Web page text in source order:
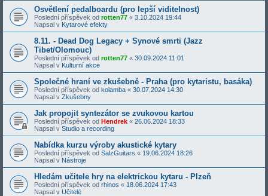
Osvětlení pedalboardu (pro lepší viditelnost)
Poslední příspěvek od rotten77 « 3.10.2024 19:44
Napsal v Kytarové efekty
8.11. - Dead Dog Legacy + Synové smrti (Jazz
Tibet/Olomouc)
Poslední příspěvek od rotten77 « 30.09.2024 11:01
Napsal v Kulturní akce
Společné hraní ve zkušebně - Praha (pro kytaristu, basáka)
Poslední příspěvek od kolamba « 30.07.2024 14:30
Napsal v Zkušebny
Jak propojit syntezátor se zvukovou kartou
Poslední příspěvek od Hendrek « 26.06.2024 18:33
Napsal v Studio a recording
Nabídka kurzu výroby akustické kytary
Poslední příspěvek od SalzGuitars « 19.06.2024 18:26
Napsal v Nástroje
Hledám učitele hry na elektrickou kytaru - Plzeň
Poslední příspěvek od rhinos « 18.06.2024 17:43
Napsal v Učitelé